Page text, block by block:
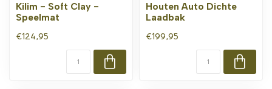
Kilim - Soft Clay -
Speelmat
€124,95
Houten Auto Dichte
Laadbak
€199,95